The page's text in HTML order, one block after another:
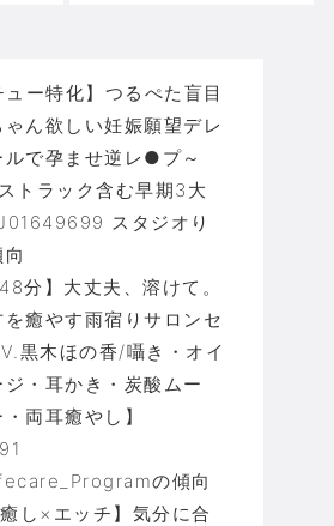
ュー特化】つるぺた盲目
ん欲しい妊娠願望デレ
ルで孕ませ逆レ●プ～
トラック含む早期3大
スタジオり
分】大丈夫、溶けて。
癒やす雨宿りサロンセ
黒木ほの香/囁き・オイ
・耳かき・炭酸ムー
両耳癒やし】
の傾向
癒し×エッチ】気分に合